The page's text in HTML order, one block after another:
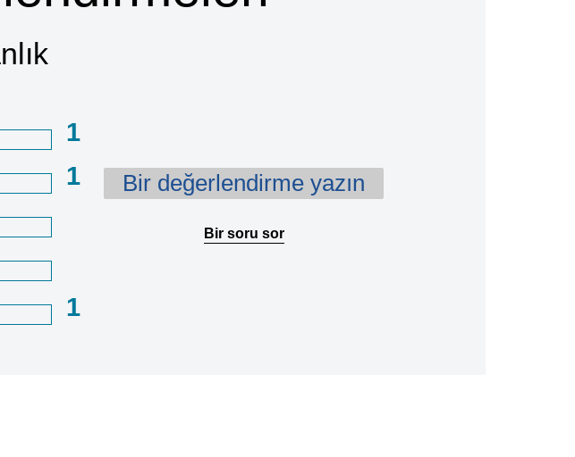
1
1
1
Bir değerlendirme yazın
Bir soru sor